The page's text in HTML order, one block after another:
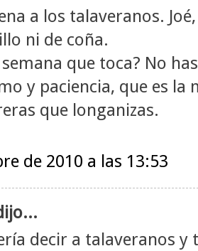
a los talaveranos.
ni de coña.
semana que toca? No
y paciencia, que es la
que longanizas.
de 2010 a las 13:53
decir a talaveranos